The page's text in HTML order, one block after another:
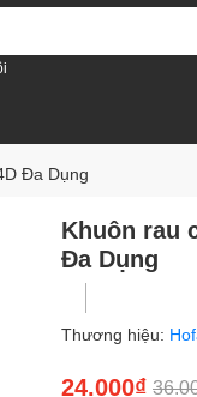
Đa Dụng
Khuôn rau
Đa Dụng
Thương hiệu:
24.000₫